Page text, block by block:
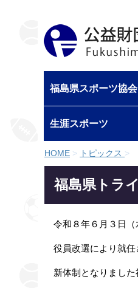
福島県スポーツ協
生涯スポーツ
HOME > トピックス >
福島県トラ
令和８年６月３日（
役員改選により就
新体制となりまし